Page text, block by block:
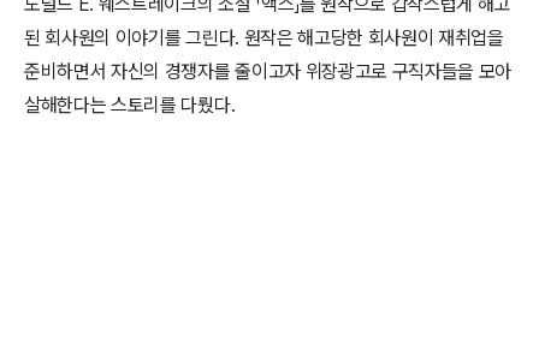
된 회사원의 이야기를 그린다. 원작은 해고당한 회사원이 재취업을
준비하면서 자신의 경쟁자를 줄이고자 위장광고로 구직자들을 모아
살해한다는 스토리를 다뤘다.